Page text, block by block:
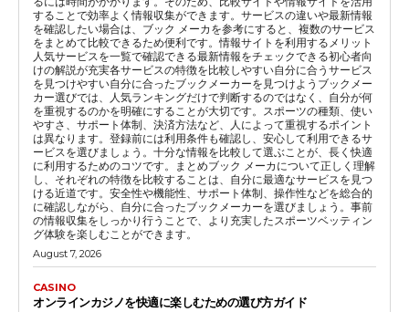
することで効率よく情報収集ができます。サービスの違いや最新情報
を確認したい場合は、ブック メーカを参考にすると、複数のサービス
をまとめて比較できるため便利です。情報サイトを利用するメリット
人気サービスを一覧で確認できる最新情報をチェックできる初心者向
けの解説が充実各サービスの特徴を比較しやすい自分に合うサービス
を見つけやすい自分に合ったブックメーカーを見つけようブックメー
カー選びでは、人気ランキングだけで判断するのではなく、自分が何
を重視するのかを明確にすることが大切です。スポーツの種類、使い
やすさ、サポート体制、決済方法など、人によって重視するポイント
は異なります。登録前には利用条件も確認し、安心して利用できるサ
ービスを選びましょう。十分な情報を比較して選ぶことが、長く快適
に利用するためのコツです。まとめブック メーカについて正しく理解
し、それぞれの特徴を比較することは、自分に最適なサービスを見つ
ける近道です。安全性や機能性、サポート体制、操作性などを総合的
に確認しながら、自分に合ったブックメーカーを選びましょう。事前
の情報収集をしっかり行うことで、より充実したスポーツベッティン
グ体験を楽しむことができます。
August 7, 2026
CASINO
オンラインカジノを快適に楽しむための選び方ガイド